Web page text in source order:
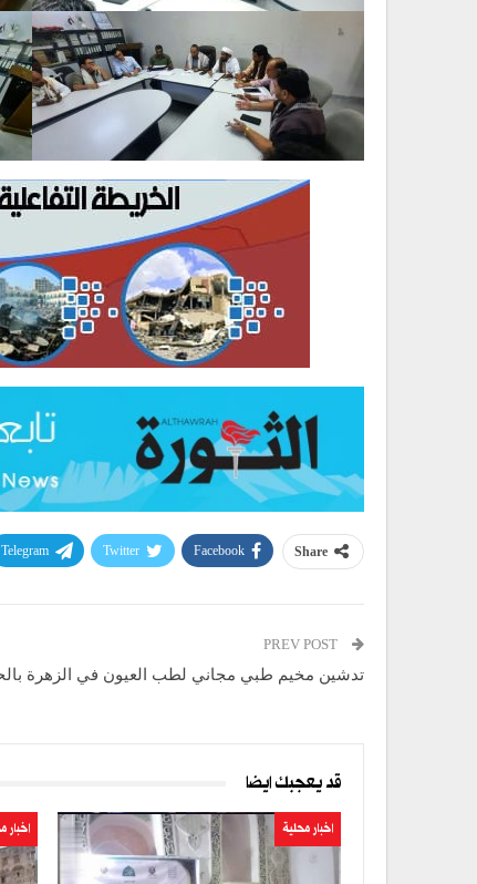
Share
Facebook
Twitter
Telegram
تدشين مخيم طبي مجاني لطب العيون في الزهرة
قد يعجبك ايضا
اخبار محلية اخبار